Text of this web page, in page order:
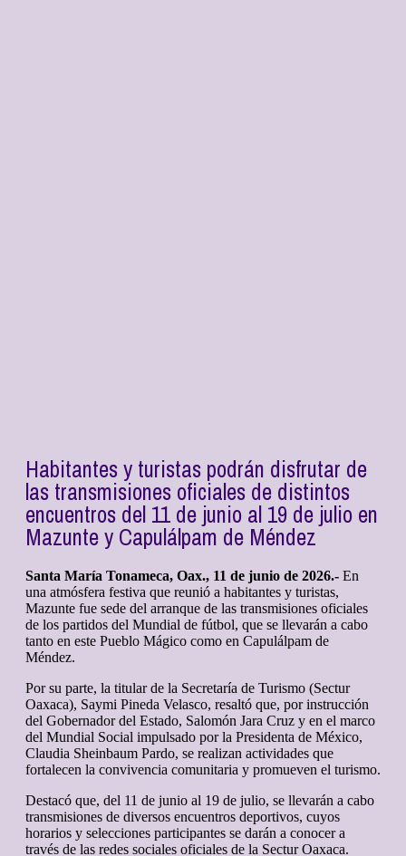
Habitantes y turistas podrán disfrutar de
las transmisiones oficiales de distintos
encuentros del 11 de junio al 19 de julio en
Mazunte y Capulálpam de Méndez
Santa María Tonameca, Oax., 11 de junio de 2026.- En
una atmósfera festiva que reunió a habitantes y turistas,
Mazunte fue sede del arranque de las transmisiones oficiales
de los partidos del Mundial de fútbol, que se llevarán a cabo
tanto en este Pueblo Mágico como en Capulálpam de
Méndez.
Por su parte, la titular de la Secretaría de Turismo (Sectur
Oaxaca), Saymi Pineda Velasco, resaltó que, por instrucción
del Gobernador del Estado, Salomón Jara Cruz y en el marco
del Mundial Social impulsado por la Presidenta de México,
Claudia Sheinbaum Pardo, se realizan actividades que
fortalecen la convivencia comunitaria y promueven el turismo.
Destacó que, del 11 de junio al 19 de julio, se llevarán a cabo
transmisiones de diversos encuentros deportivos, cuyos
horarios y selecciones participantes se darán a conocer a
través de las redes sociales oficiales de la Sectur Oaxaca.